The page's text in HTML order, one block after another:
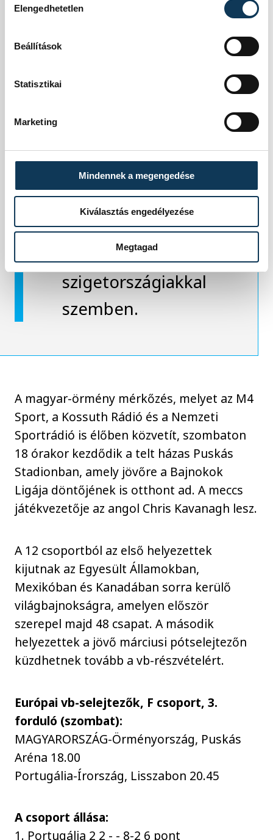
Elengedhetetlen
Beállítások
Statisztikai
Marketing
Mindennek a megengedése
Kiválasztás engedélyezése
Megtagad
százszázalékos
Ligája-győztes
együttes nem
gyűjtené be a
három pontot a
sereghajtó
szigetországiakkal
szemben.
A magyar-örmény mérkőzés, melyet az M4
Sport, a Kossuth Rádió és a Nemzeti
Sportrádió is élőben közvetít, szombaton
18 órakor kezdődik a telt házas Puskás
Stadionban, amely jövőre a Bajnokok
Ligája döntőjének is otthont ad. A meccs
játékvezetője az angol Chris Kavanagh lesz.
A 12 csoportból az első helyezettek
kijutnak az Egyesült Államokban,
Mexikóban és Kanadában sorra kerülő
világbajnokságra, amelyen először
szerepel majd 48 csapat. A második
helyezettek a jövő márciusi pótselejtezőn
küzdhetnek tovább a vb-részvételért.
Európai vb-selejtezők, F csoport, 3.
forduló (szombat):
MAGYARORSZÁG-Örményország, Puskás
Aréna 18.00
Portugália-Írország, Lisszabon 20.45
A csoport állása:
1. Portugália 2 2 - - 8-2 6 pont